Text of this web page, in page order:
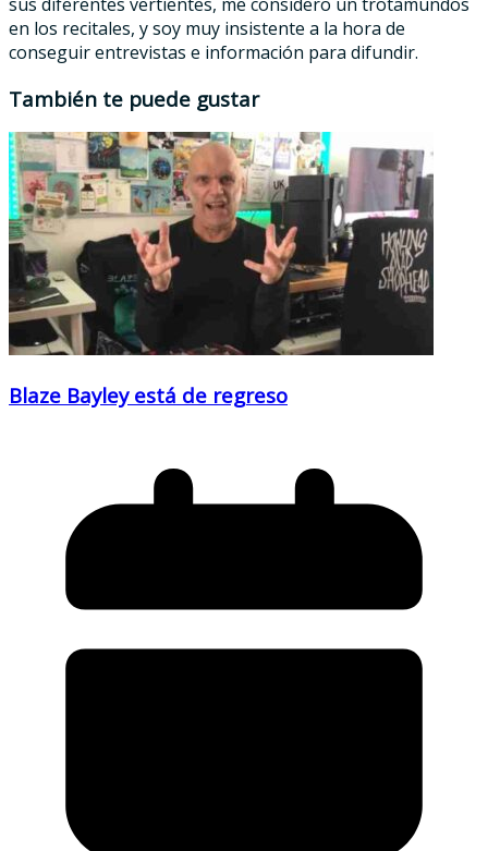
en los recitales, y soy muy insistente a la hora de
conseguir entrevistas e información para difundir.
También te puede gustar
Blaze Bayley está de regreso